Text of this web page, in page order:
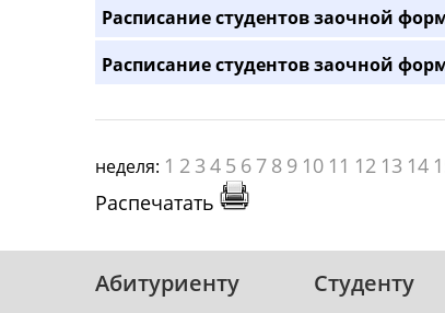
Расписание студентов заочной
Расписание студентов заочной
неделя: 1 2 3 4 5 6 7 8 9 10 11 12 13 14
Распечатать
Абитуриенту Студенту